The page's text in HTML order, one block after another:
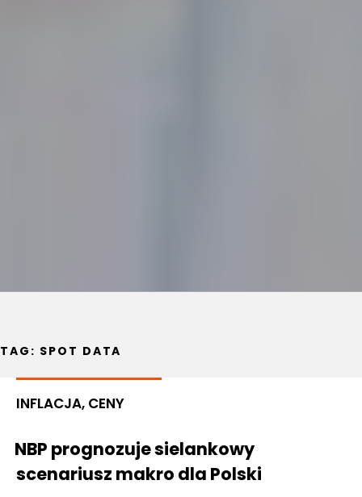
TAG: SPOT DATA
INFLACJA, CENY
NBP prognozuje sielankowy
scenariusz makro dla Polski